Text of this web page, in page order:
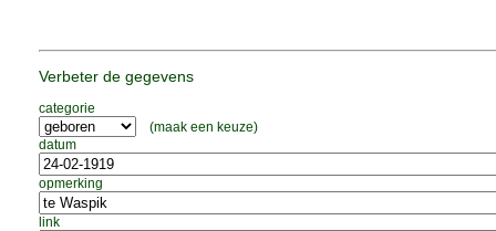
Verbeter de gegevens
categorie
(maak een keuze)
datum
opmerking
link